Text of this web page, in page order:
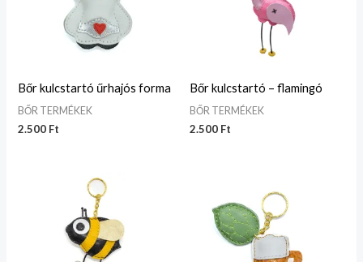
Bőr kulcstartó űrhajós forma
BŐR TERMÉKEK
2.500 Ft
Bőr kulcstartó – flamingó
BŐR TERMÉKEK
2.500 Ft